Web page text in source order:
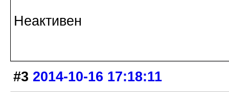
Неактивен
#3 2014-10-16 17:18:11